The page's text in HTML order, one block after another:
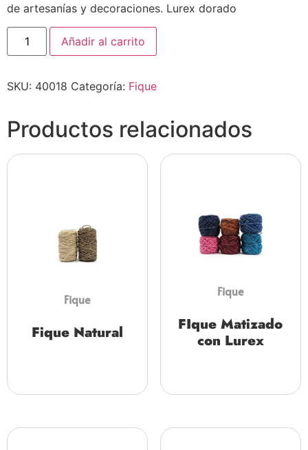
de artesanías y decoraciones. Lurex dorado
Añadir al carrito
SKU: 40018 Categoría: Fique
Productos relacionados
Fique
Fique Natural
Fique
FIque Matizado
con Lurex